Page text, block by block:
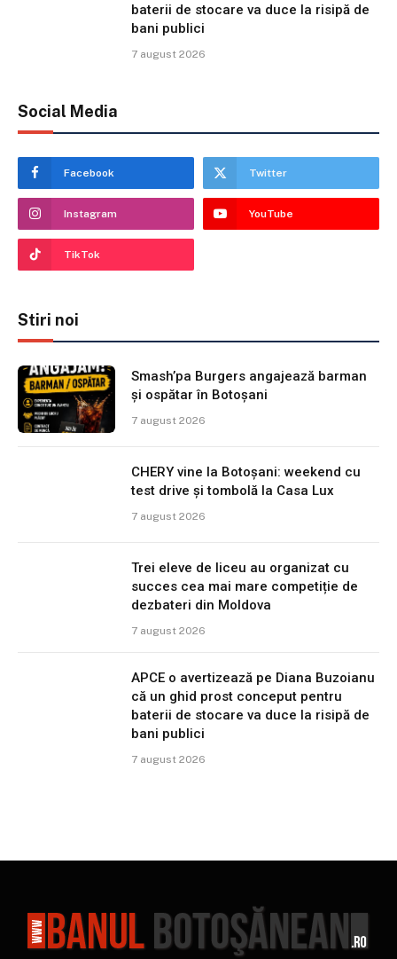
baterii de stocare va duce la risipă de
bani publici
7 august 2026
Social Media
Facebook Twitter
Instagram YouTube
TikTok
Stiri noi
Smash’pa Burgers angajează barman
și ospătar în Botoșani
7 august 2026
CHERY vine la Botoșani: weekend cu
test drive și tombolă la Casa Lux
7 august 2026
Trei eleve de liceu au organizat cu
succes cea mai mare competiție de
dezbateri din Moldova
7 august 2026
APCE o avertizează pe Diana Buzoianu
că un ghid prost conceput pentru
baterii de stocare va duce la risipă de
bani publici
7 august 2026